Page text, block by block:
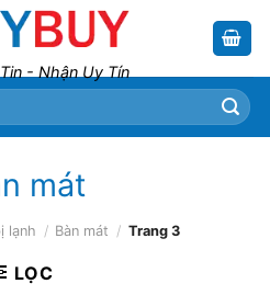
- Nhận Uy Tín
mát
lạnh / Bàn mát / Trang 3
LỌC